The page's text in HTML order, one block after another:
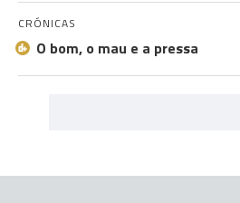
CRÓNICAS
O bom, o mau e a pressa